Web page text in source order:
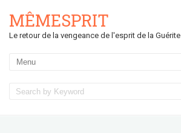
MÊMESPRIT
Le retour de la vengeance de l'esprit de la Guérite